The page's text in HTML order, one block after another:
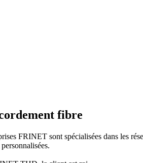
fibre
FRINET sont spécialisées dans les